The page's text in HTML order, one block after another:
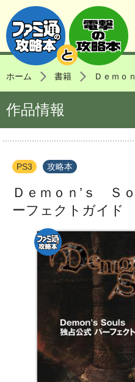
ホーム 書籍 Ｄｅｍｏ
作品情報
PS3 攻略本
Ｄｅｍｏｎ’ｓ Ｓ
ーフェクトガイド